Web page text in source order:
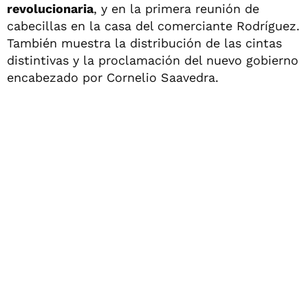
revolucionaria, y en la primera reunión de
cabecillas en la casa del comerciante Rodríguez.
También muestra la distribución de las cintas
distintivas y la proclamación del nuevo gobierno
encabezado por Cornelio Saavedra.